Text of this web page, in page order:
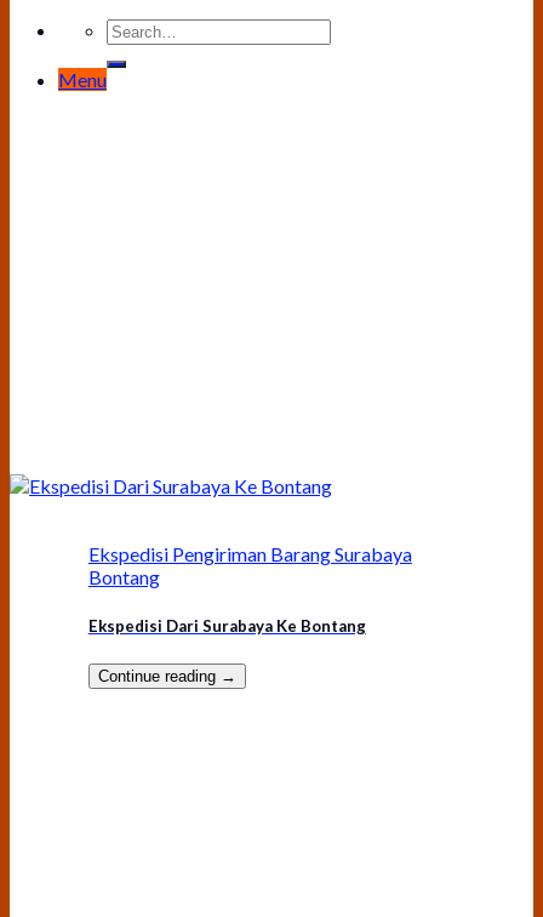
Menu
Ekspedisi Pengiriman Barang Surabaya
Bontang
Ekspedisi Dari Surabaya Ke Bontang
Continue reading →